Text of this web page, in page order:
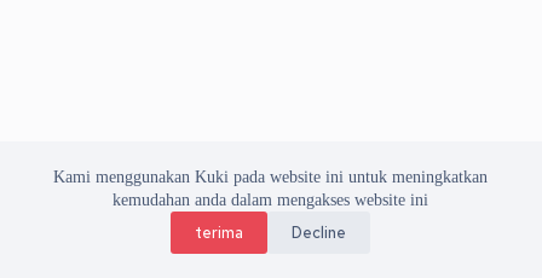
Kami menggunakan Kuki pada website ini untuk meningkatkan
kemudahan anda dalam mengakses website ini
terima Decline